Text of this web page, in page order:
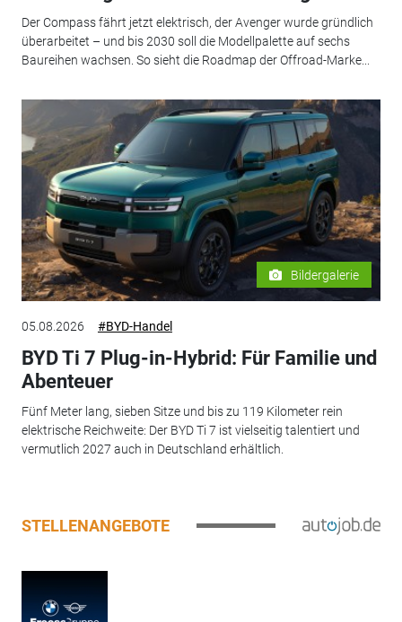
Der Compass fährt jetzt elektrisch, der Avenger wurde gründlich
überarbeitet – und bis 2030 soll die Modellpalette auf sechs
Baureihen wachsen. So sieht die Roadmap der Offroad-Marke...
Bildergalerie
05.08.2026 #BYD-Handel
BYD Ti 7 Plug-in-Hybrid: Für Familie und
Abenteuer
Fünf Meter lang, sieben Sitze und bis zu 119 Kilometer rein
elektrische Reichweite: Der BYD Ti 7 ist vielseitig talentiert und
vermutlich 2027 auch in Deutschland erhältlich.
STELLENANGEBOTE